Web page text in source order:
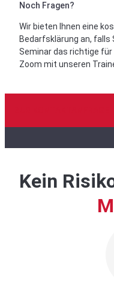
Noch Fragen?
Wir bieten Ihnen eine
Bedarfsklärung an, falls
Seminar das richtige
Zoom mit unseren
Kein